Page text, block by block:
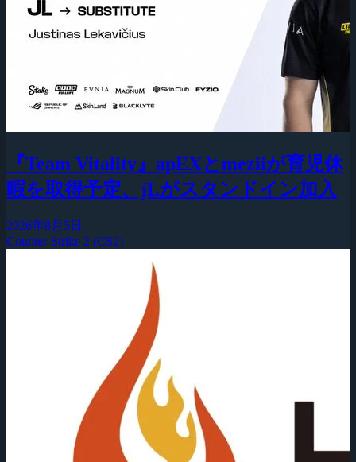
『Team Vitality』apEXとmeziiが育児休
暇を取得予定、jLがスタンドイン加入
2026年8月5日
Counter-Strike 2 (CS2)